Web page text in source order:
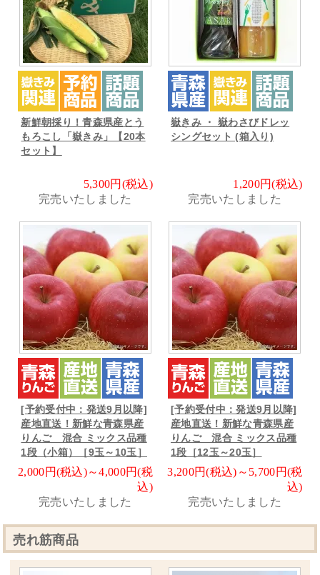
新鮮朝採り！青森県産とう
もろこし「嶽きみ」【20本
セット】
5,300円(税込)
完売いたしました
嶽きみ ・ 嶽わさびドレッ
シングセット (箱入り)
1,200円(税込)
完売いたしました
[予約受付中：発送9月以降]
産地直送！新鮮な青森県産
りんご 混合 ミックス品種
1段（小箱）［9玉～10玉］
2,000円(税込)～4,000円(税
込)
完売いたしました
[予約受付中：発送9月以降]
産地直送！新鮮な青森県産
りんご 混合 ミックス品種
1段［12玉～20玉］
3,200円(税込)～5,700円(税
込)
完売いたしました
売れ筋商品